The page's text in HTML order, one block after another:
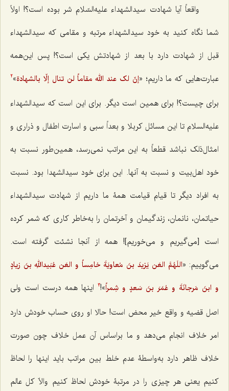
واقعاً آیا شهادت سیدالشهداء علیه‌السّلام شر بوده است؟! اولاً
شما نگاه کنید به خود سیدالشهداء مرتبه و مقامی که سیدالشهداء
قبل از شهادت دارد با بعد از شهادتش یکی است؟! پس این‌همه
عبارت‌هایی که ما داریم؛ «إنّ لک عند الله مقاماً لن تنال إلّا بالشهادة»
2
برای چیست؟! برای همین است دیگر. برای این است که سیدالشهداء
علیه‌السلام تا این مسائل کربلا و بعداً سبی و اسارت اطفال و ذراری و
امثال‌ذلک نباشد قطعاً به این مراتب نمی‌رسد، همین‌طور نسبت به
خود اهل‌بیت و نسبت به آنها. این برای خود سید‌الشهدا بود. نسبت
به افراد دیگر تا قیام قیامت همۀ ما داریم از شهادت سیدالشهداء
حیاتمان، نانمان، زندگیمان و آخرتمان را به‌خاطر کاری که شمر کرده
است [می‌گیریم و می‌خوریم]! همه از آنجا نشئت گرفته است.
می‌گوییم: «اللَهُمَّ العَن یَزیدَ بنَ مُعاویَةَ خامِساً و العَن عُبَیداللهِ بنَ زیادٍ
و ابنَ مَرجانَةَ و عُمَرَ بنَ سَعدٍ و شِمراً»!
3
اینها همه درست است ولی
اصل قضیه و واقع خیر محض است! حالا او روی حساب خودش دارد
امر خلاف انجام می‌دهد و ما براساس آن عمل خلاف چون صورت
خلاف ظاهر دارد به‌واسطۀ عدم خلط بین مراتب باید اینها را لحاظ
کنیم یعنی هر چیزی را در مرتبۀ خودش لحاظ کنیم والاّ کل عالم